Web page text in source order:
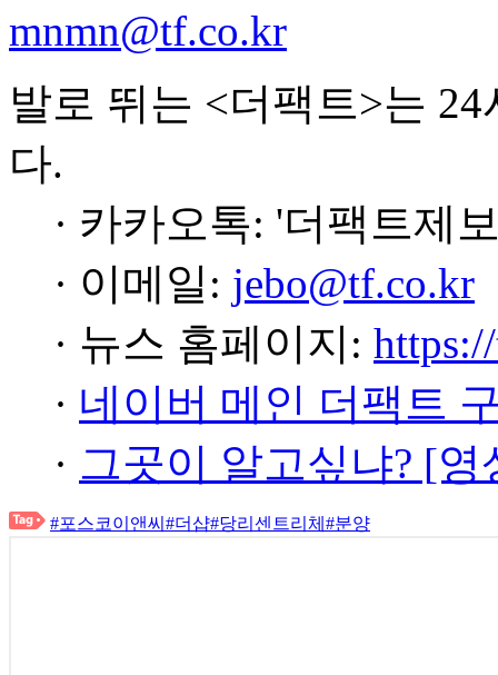
mnmn@tf.co.kr
발로 뛰는 <더팩트>는
다.
· 카카오톡: '더팩트제
· 이메일: jebo@tf.co.kr
· 뉴스 홈페이지:
· 네이버 메인 더팩트
· 그곳이 알고싶냐? [
#포스코이앤씨 #더샵#당리센트리체 #분양